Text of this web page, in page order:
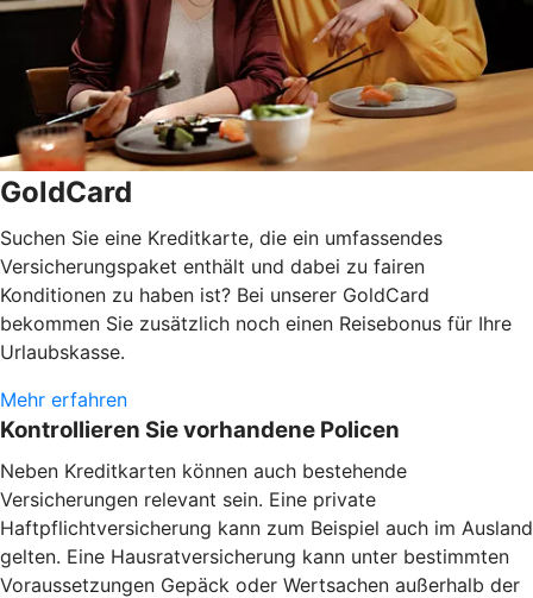
GoldCard
Suchen Sie eine Kreditkarte, die ein umfassendes
Versicherungspaket enthält und dabei zu fairen
Konditionen zu haben ist? Bei unserer GoldCard
bekommen Sie zusätzlich noch einen Reisebonus für Ihre
Urlaubskasse.
Mehr erfahren
Kontrollieren Sie vorhandene Policen
Neben Kreditkarten können auch bestehende
Versicherungen relevant sein. Eine private
Haftpflichtversicherung kann zum Beispiel auch im Ausland
gelten. Eine Hausratversicherung kann unter bestimmten
Voraussetzungen Gepäck oder Wertsachen außerhalb der